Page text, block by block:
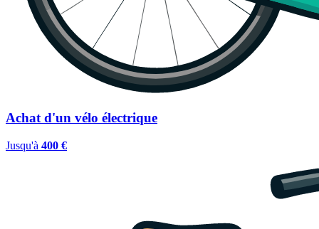
Achat d'un vélo électrique
Jusqu'à 400 €